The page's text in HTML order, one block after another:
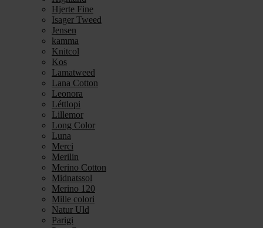
Hjerte Fine
Isager Tweed
Jensen
kamma
Knitcol
Kos
Lamatweed
Lana Cotton
Leonora
Léttlopi
Lillemor
Long Color
Luna
Merci
Merilin
Merino Cotton
Midnatssol
Merino 120
Mille colori
Natur Uld
Parigi